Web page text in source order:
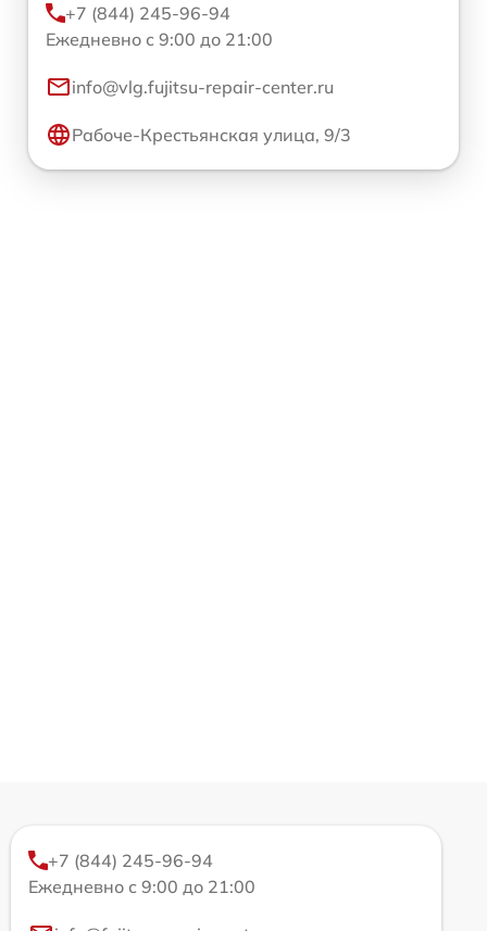
+7 (844) 245-96-94
Ежедневно с 9:00 до 21:00
info@vlg.fujitsu-repair-center.ru
Рабоче-Крестьянская улица, 9/3
+7 (844) 245-96-94
Ежедневно с 9:00 до 21:00